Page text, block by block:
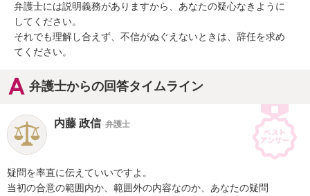
弁護士には説明義務がありますから、あなたの疑心なきように
してください。
それでも理解し合えず、不信がぬぐえないときは、辞任を求め
てください。
弁護士からの回答タイムライン
内藤 政信 弁護士
疑問を率直に伝えていいですよ。
当初の合意の範囲内か、範囲外の内容なのか、あなたの疑問